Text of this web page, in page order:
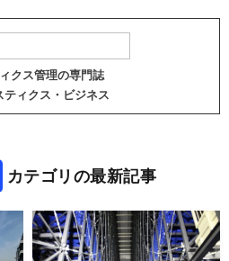
クス管理の専門誌
ティクス・ビジネス
カテゴリの最新記事